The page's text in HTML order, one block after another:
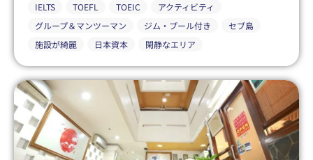
IELTS TOEFL TOEIC
アクティビティ
グループ＆マンツーマン
ジム・プール付き
セブ島
施設が綺麗
日本資本 閑静なエリア